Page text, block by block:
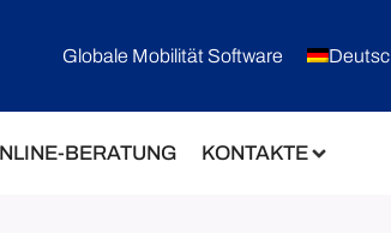
Globale Mobilität Software
BERATUNG KONTAKTE